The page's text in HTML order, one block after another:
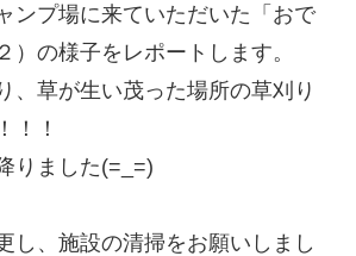
ンプ場に来ていただいた「おで
の様子をレポートします。
、草が生い茂った場所の草刈り
！！
りました(=_=)
し、施設の清掃をお願いしまし